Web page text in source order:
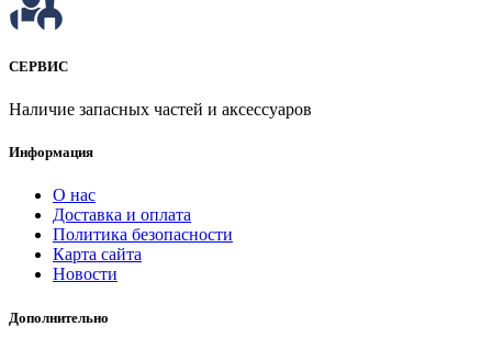
СЕРВИС
Наличие запасных частей и аксессуаров
Информация
О нас
Доставка и оплата
Политика безопасности
Карта сайта
Новости
Дополнительно